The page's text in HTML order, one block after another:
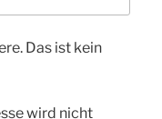
Das ist kein
wird nicht